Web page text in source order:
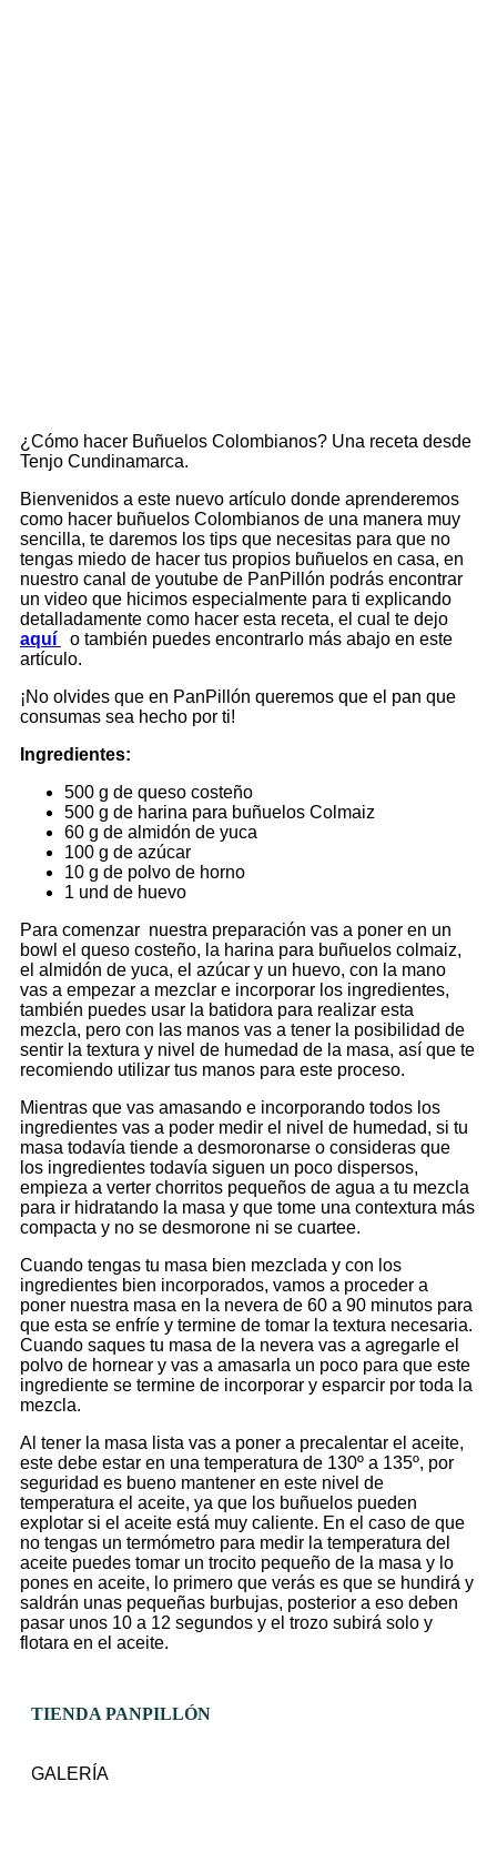
¿Cómo hacer Buñuelos Colombianos? Una receta desde
Tenjo Cundinamarca.
Bienvenidos a este nuevo artículo donde aprenderemos
como hacer buñuelos Colombianos de una manera muy
sencilla, te daremos los tips que necesitas para que no
tengas miedo de hacer tus propios buñuelos en casa, en
nuestro canal de youtube de PanPillón podrás encontrar
un video que hicimos especialmente para ti explicando
detalladamente como hacer esta receta, el cual te dejo
aquí
o también puedes encontrarlo más abajo en este
artículo.
¡No olvides que en PanPillón queremos que el pan que
consumas sea hecho por ti!
Ingredientes:
500 g de queso costeño
500 g de harina para buñuelos Colmaiz
60 g de almidón de yuca
100 g de azúcar
10 g de polvo de horno
1 und de huevo
Para comenzar nuestra preparación vas a poner en un
bowl el queso costeño, la harina para buñuelos colmaiz,
el almidón de yuca, el azúcar y un huevo, con la mano
vas a empezar a mezclar e incorporar los ingredientes,
también puedes usar la batidora para realizar esta
mezcla, pero con las manos vas a tener la posibilidad de
sentir la textura y nivel de humedad de la masa, así que te
recomiendo utilizar tus manos para este proceso.
Mientras que vas amasando e incorporando todos los
ingredientes vas a poder medir el nivel de humedad, si tu
masa todavía tiende a desmoronarse o consideras que
los ingredientes todavía siguen un poco dispersos,
empieza a verter chorritos pequeños de agua a tu mezcla
para ir hidratando la masa y que tome una contextura más
compacta y no se desmorone ni se cuartee.
Cuando tengas tu masa bien mezclada y con los
ingredientes bien incorporados, vamos a proceder a
poner nuestra masa en la nevera de 60 a 90 minutos para
que esta se enfríe y termine de tomar la textura necesaria.
Cuando saques tu masa de la nevera vas a agregarle el
polvo de hornear y vas a amasarla un poco para que este
ingrediente se termine de incorporar y esparcir por toda la
mezcla.
Al tener la masa lista vas a poner a precalentar el aceite,
este debe estar en una temperatura de 130º a 135º, por
seguridad es bueno mantener en este nivel de
temperatura el aceite, ya que los buñuelos pueden
explotar si el aceite está muy caliente. En el caso de que
no tengas un termómetro para medir la temperatura del
aceite puedes tomar un trocito pequeño de la masa y lo
pones en aceite, lo primero que verás es que se hundirá y
saldrán unas pequeñas burbujas, posterior a eso deben
pasar unos 10 a 12 segundos y el trozo subirá solo y
flotara en el aceite.
TIENDA PANPILLÓN
GALERÍA